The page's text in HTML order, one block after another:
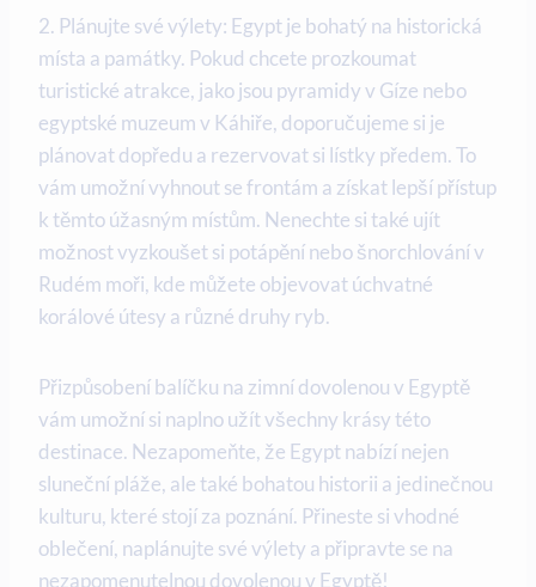
2. Plánujte své výlety: Egypt je bohatý na historická
místa a památky. Pokud chcete prozkoumat
turistické atrakce, jako jsou pyramidy v Gíze nebo
egyptské muzeum v Káhiře, doporučujeme si je
plánovat dopředu a rezervovat si lístky předem. To
vám umožní vyhnout se frontám a získat lepší přístup
k těmto úžasným místům. Nenechte si také ujít
možnost vyzkoušet si potápění nebo šnorchlování v
Rudém moři, kde můžete objevovat úchvatné
korálové útesy a různé druhy ryb.
Přizpůsobení balíčku na zimní dovolenou v Egyptě
vám umožní si naplno užít všechny krásy této
destinace. Nezapomeňte, že Egypt nabízí nejen
sluneční pláže, ale také bohatou historii a jedinečnou
kulturu, které stojí za poznání. Přineste si vhodné
oblečení, naplánujte své výlety a připravte se na
nezapomenutelnou dovolenou v Egyptě!